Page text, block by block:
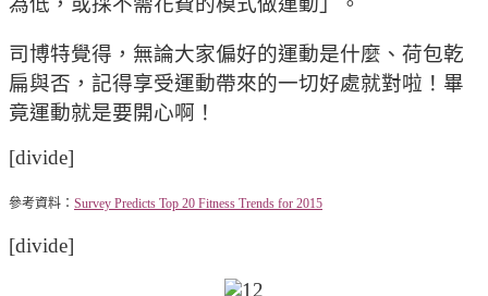
司博特覺得，無論大家偏好的運動是什麼、荷包乾
扁與否，記得享受運動帶來的一切好處就對啦！畢
竟運動就是要開心啊！
[divide]
參考資料： Survey Predicts Top 20 Fitness Trends for 2015
[divide]